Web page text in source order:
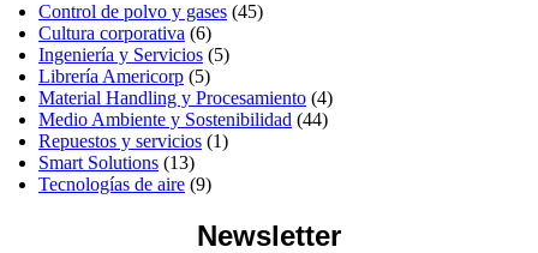
Control de polvo y gases (45)
Cultura corporativa (6)
Ingeniería y Servicios (5)
Librería Americorp (5)
Material Handling y Procesamiento (4)
Medio Ambiente y Sostenibilidad (44)
Repuestos y servicios (1)
Smart Solutions (13)
Tecnologías de aire (9)
Newsletter